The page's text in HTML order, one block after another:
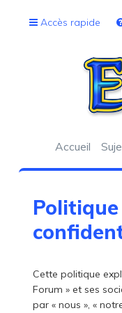
Accès rapide
Accueil
Cette politique
Forum » et ses
par « nous », «